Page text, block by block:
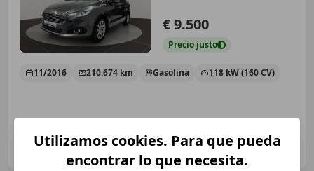
€ 9.500
Precio justo
11/2016 210.674 km Gasolina 118 kW (160 CV)
Auto Escandinavia
Utilizamos cookies. Para que pueda
encontrar lo que necesita.